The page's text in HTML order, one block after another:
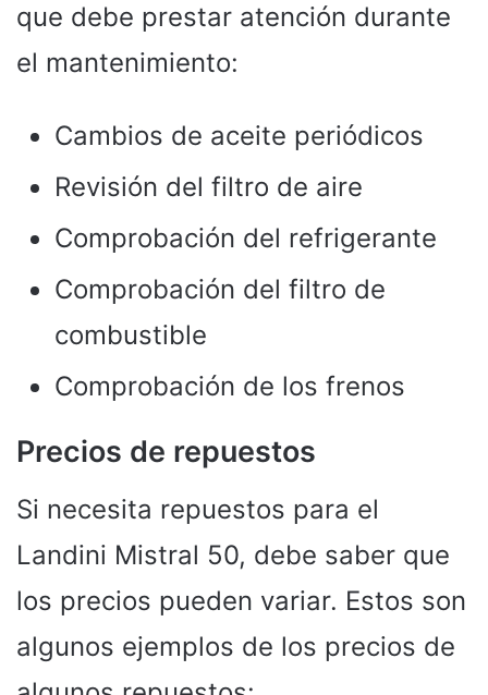
que debe prestar atención durante
el mantenimiento:
Cambios de aceite periódicos
Revisión del filtro de aire
Comprobación del refrigerante
Comprobación del filtro de
combustible
Comprobación de los frenos
Precios de repuestos
Si necesita repuestos para el
Landini Mistral 50, debe saber que
los precios pueden variar. Estos son
algunos ejemplos de los precios de